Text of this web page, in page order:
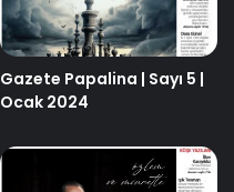
Gazete Papalina | Sayı 5 |
Ocak 2024